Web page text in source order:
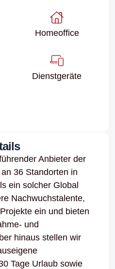
Homeoffice
Dienstgeräte
Anbieter der
36 Standorten in
ein solcher Global
Nachwuchstalente,
ein und bieten
und
hinaus stellen wir
Tage Urlaub sowie